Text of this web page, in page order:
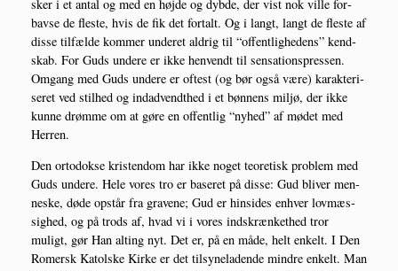
sker i et antal og med en høj­de og dyb­de, der vist nok vil­le for­
bav­se de fle­ste, hvis de fik det for­talt. Og i langt, langt de fle­ste af
dis­se til­fæl­de kom­mer unde­ret aldrig til “offent­lig­he­dens” kend­
skab. For Guds unde­re er ikke hen­vendt til sen­sa­tions­pres­sen.
Omgang med Guds unde­re er oftest (og bør også være) karak­te­ri­
se­ret ved stil­hed og indad­vendt­hed i et bøn­nens mil­jø, der ikke
kun­ne drøm­me om at gøre en offent­lig “nyhed” af mødet med
Herren.
Den orto­dok­se kris­ten­dom har ikke noget teo­re­tisk pro­blem med
Guds unde­re. Hele vores tro er base­ret på dis­se: Gud bli­ver men­
ne­ske, døde opstår fra gra­ve­ne; Gud er hin­si­des enhver lov­mæs­
sig­hed, og på trods af, hvad vi i vores ind­skræn­ket­hed tror
muligt, gør Han alting nyt. Det er, på en måde, helt enkelt. I Den
Romersk Katol­ske Kir­ke er det til­sy­ne­la­den­de min­dre enkelt. Man